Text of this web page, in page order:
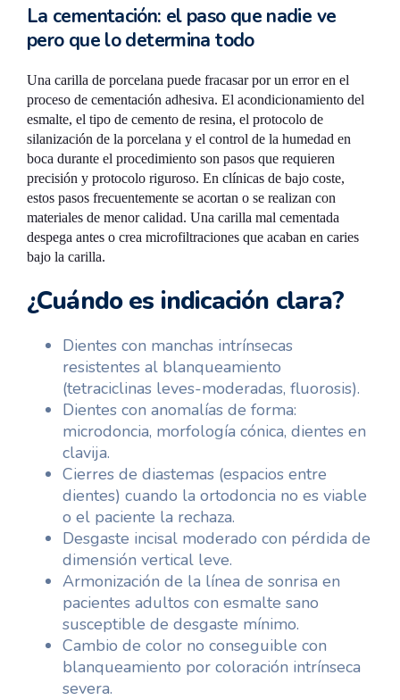
La cementación: el paso que nadie ve
pero que lo determina todo
Una carilla de porcelana puede fracasar por un error en el
proceso de cementación adhesiva. El acondicionamiento del
esmalte, el tipo de cemento de resina, el protocolo de
silanización de la porcelana y el control de la humedad en
boca durante el procedimiento son pasos que requieren
precisión y protocolo riguroso. En clínicas de bajo coste,
estos pasos frecuentemente se acortan o se realizan con
materiales de menor calidad. Una carilla mal cementada
despega antes o crea microfiltraciones que acaban en caries
bajo la carilla.
¿Cuándo es indicación clara?
Dientes con manchas intrínsecas
resistentes al blanqueamiento
(tetraciclinas leves-moderadas, fluorosis).
Dientes con anomalías de forma:
microdoncia, morfología cónica, dientes en
clavija.
Cierres de diastemas (espacios entre
dientes) cuando la ortodoncia no es viable
o el paciente la rechaza.
Desgaste incisal moderado con pérdida de
dimensión vertical leve.
Armonización de la línea de sonrisa en
pacientes adultos con esmalte sano
susceptible de desgaste mínimo.
Cambio de color no conseguible con
blanqueamiento por coloración intrínseca
severa.